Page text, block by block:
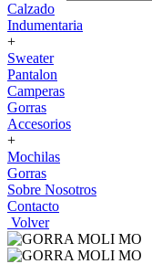
Calzado
Indumentaria
+
Sweater
Pantalon
Camperas
Gorras
Accesorios
+
Mochilas
Gorras
Sobre Nosotros
Contacto
Volver